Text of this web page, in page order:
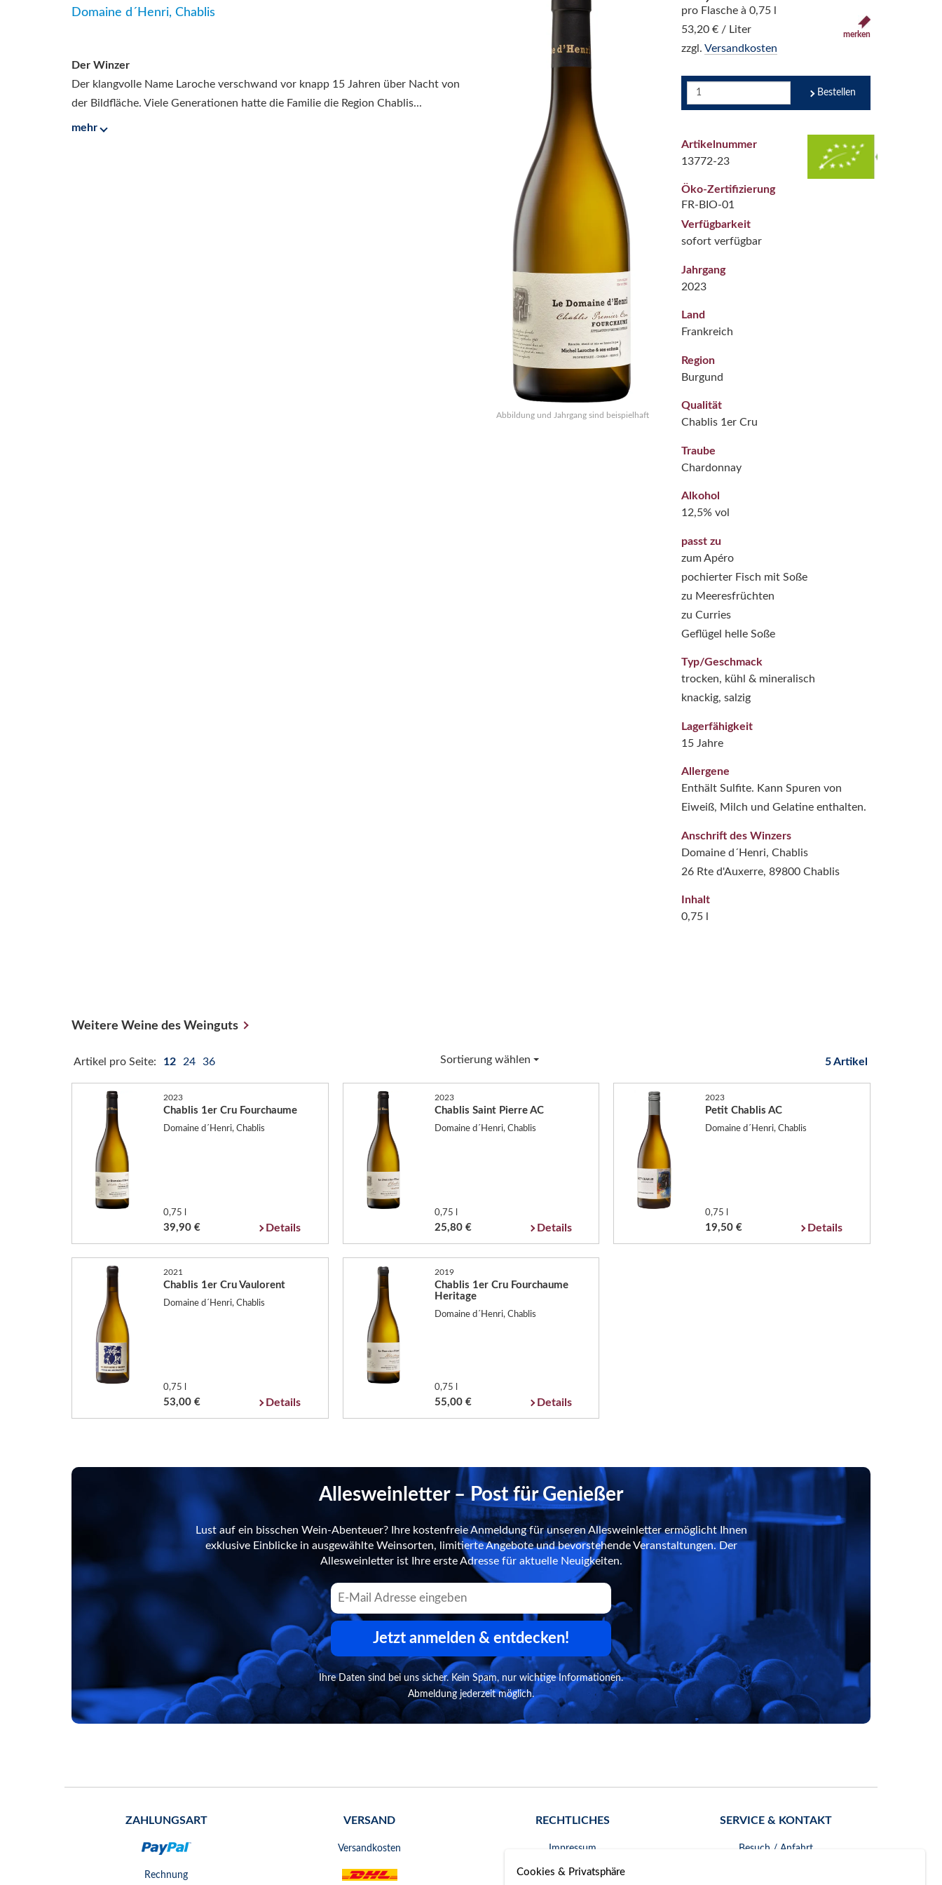
Domaine d´Henri, Chablis
Der Winzer
Der klangvolle Name Laroche verschwand vor knapp 15 Jahren über Nacht von
der Bildfläche. Viele Generationen hatte die Familie die Region Chablis...
mehr
Abbildung und Jahrgang sind beispielhaft
pro Flasche à 0,75 l
53,20 € / Liter
zzgl. Versandkosten
merken
Bestellen
Artikelnummer
13772-23
Öko-Zertifizierung
FR-BIO-01
Verfügbarkeit
sofort verfügbar
Jahrgang
2023
Land
Frankreich
Region
Burgund
Qualität
Chablis 1er Cru
Traube
Chardonnay
Alkohol
12,5% vol
passt zu
zum Apéro
pochierter Fisch mit Soße
zu Meeresfrüchten
zu Curries
Geflügel helle Soße
Typ/Geschmack
trocken, kühl & mineralisch
knackig, salzig
Lagerfähigkeit
15 Jahre
Allergene
Enthält Sulfite. Kann Spuren von
Eiweiß, Milch und Gelatine enthalten.
Anschrift des Winzers
Domaine d´Henri, Chablis
26 Rte d'Auxerre, 89800 Chablis
Inhalt
0,75 l
Weitere Weine des Weinguts
Artikel pro Seite: 12 24 36 Sortierung wählen 5 Artikel
2023
Chablis 1er Cru Fourchaume
Domaine d´Henri, Chablis
0,75 l
39,90 € Details
2023
Chablis Saint Pierre AC
Domaine d´Henri, Chablis
0,75 l
25,80 € Details
2023
Petit Chablis AC
Domaine d´Henri, Chablis
0,75 l
19,50 € Details
2021
Chablis 1er Cru Vaulorent
Domaine d´Henri, Chablis
0,75 l
53,00 € Details
2019
Chablis 1er Cru Fourchaume
Heritage
Domaine d´Henri, Chablis
0,75 l
55,00 € Details
Allesweinletter – Post für Genießer
Lust auf ein bisschen Wein-Abenteuer? Ihre kostenfreie Anmeldung für unseren Allesweinletter ermöglicht Ihnen
exklusive Einblicke in ausgewählte Weinsorten, limitierte Angebote und bevorstehende Veranstaltungen. Der
Allesweinletter ist Ihre erste Adresse für aktuelle Neuigkeiten.
Jetzt anmelden & entdecken!
Ihre Daten sind bei uns sicher. Kein Spam, nur wichtige Informationen.
Abmeldung jederzeit möglich.
ZAHLUNGSART
Rechnung
VERSAND
Versandkosten
RECHTLICHES
Impressum
AGB
SERVICE & KONTAKT
Besuch / Anfahrt
Cookies & Privatsphäre